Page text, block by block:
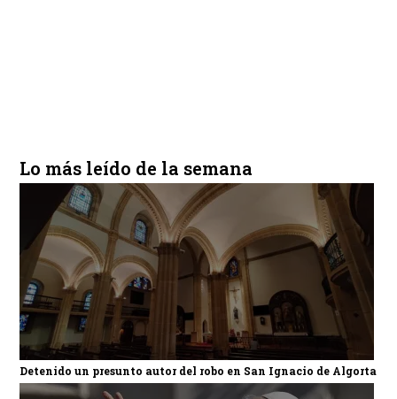
Lo más leído de la semana
Detenido un presunto autor del robo en San Ignacio de Algorta